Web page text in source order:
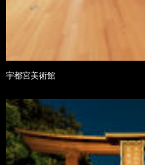
宇都宮美術館